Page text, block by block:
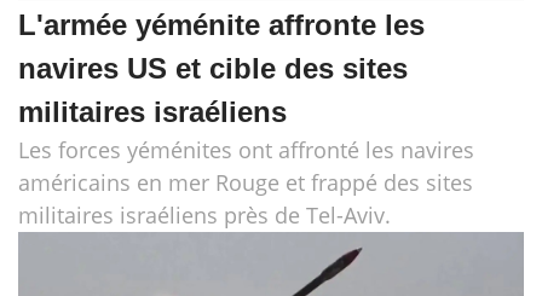
L'armée yéménite affronte les
navires US et cible des sites
militaires israéliens
Les forces yéménites ont affronté les navires
américains en mer Rouge et frappé des sites
militaires israéliens près de Tel-Aviv.